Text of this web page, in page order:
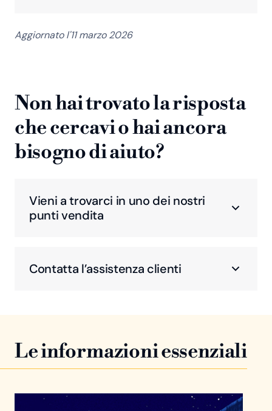
Aggiornato l'11 marzo 2026
Non hai trovato la risposta
che cercavi o hai ancora
bisogno di aiuto?
Vieni a trovarci in uno dei nostri
punti vendita
Contatta l’assistenza clienti
Le informazioni essenziali